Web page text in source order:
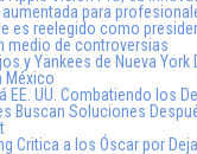
para
es reelegido como
medio de controversias
y Yankees de Nueva York
México
EE. UU. Combatiendo los
Buscan Soluciones
Critica a los Óscar por